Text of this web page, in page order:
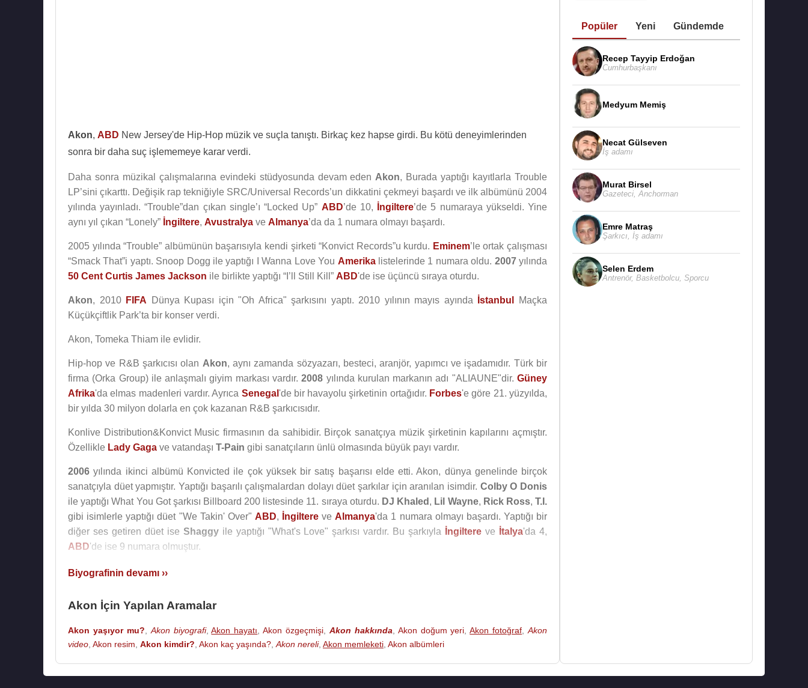
Akon, ABD New Jersey'de Hip-Hop müzik ve suçla tanıştı. Birkaç kez hapse girdi. Bu kötü deneyimlerinden
sonra bir daha suç işlememeye karar verdi.
Daha sonra müzikal çalışmalarına evindeki stüdyosunda devam eden Akon, Burada yaptığı kayıtlarla Trouble
LP’sini çıkarttı. Değişik rap tekniğiyle SRC/Universal Records’un dikkatini çekmeyi başardı ve ilk albümünü 2004
yılında yayınladı. “Trouble”dan çıkan single’ı “Locked Up” ABD’de 10, İngiltere’de 5 numaraya yükseldi. Yine
aynı yıl çıkan “Lonely” İngiltere, Avustralya ve Almanya’da da 1 numara olmayı başardı.
2005 yılında “Trouble” albümünün başarısıyla kendi şirketi “Konvict Records”u kurdu. Eminem’le ortak çalışması
“Smack That”i yaptı. Snoop Dogg ile yaptığı I Wanna Love You Amerikalistelerinde 1 numara oldu. 2007yılında
50 Cent Curtis James Jackson ile birlikte yaptığı “I’ll Still Kill” ABD'de ise üçüncü sıraya oturdu.
Akon, 2010 FIFA Dünya Kupası için "Oh Africa" şarkısını yaptı. 2010 yılının mayıs ayında İstanbul
Maçka
Küçükçiftlik Park’ta bir konser verdi.
Akon, Tomeka Thiam ile evlidir.
Hip-hop ve R&B şarkıcısı olan Akon, aynı zamanda sözyazarı, besteci, aranjör, yapımcı ve işadamıdır. Türk bir
firma (Orka Group) ile anlaşmalı giyim markası vardır.2008 yılında kurulan markanın adı "ALIAUNE"dir.Güney
Afrika'da elmas madenleri vardır. Ayrıca Senegal 'de bir havayolu şirketinin ortağıdır. Forbes'e göre 21. yüzyılda,
bir yılda 30 milyon dolarla en çok kazanan R&B şarkıcısıdır.
Konlive Distribution&Konvict Music firmasının da sahibidir. Birçok sanatçıya müzik şirketinin kapılarını açmıştır.
Özellikle Lady Gaga ve vatandaşı T-Pain gibi sanatçıların ünlü olmasında büyük payı vardır.
2006 yılında ikinci albümü Konvicted ile çok yüksek bir satış başarısı elde etti. Akon, dünya genelinde birçok
sanatçıyla düet yapmıştır. Yaptığı başarılı çalışmalardan dolayı düet şarkılar için aranılan isimdir. Colby O Donis
ile yaptığı What You Got şarkısı Billboard 200 listesinde 11. sıraya oturdu. DJ Khaled , Lil Wayne, Rick Ross,T.I.
gibi isimlerle yaptığı düet "We Takin' Over" ABD, İngiltere veAlmanya'da 1 numara olmayı başardı. Yaptığı bir
diğer ses getiren düet ise Shaggyile yaptığı "What's Love" şarkısı vardır. Bu şarkıyla İngiltere ve İtalya'da 4,
ABD'de ise 9 numara olmuştur.
2008 yazındaKardinal Offishall
Küçüklüğünden beriMichael Jackson
Afrikakıtası ve ülkesiSenegaliçin de yardım çalışmalarında da bulunanAkon’un 2007 yılında kurulan
Konfidence Foundation adlı bir yardım kuruluşu vardır.
Biyografinin devamı ››
Akon İçin Yapılan Aramalar
Akon yaşıyor mu? Akon biyografi,Akon hayatı ,Akon özgeçmişi Akon hakkında Akon doğum yeri ,Akon fotoğraf
Akon
video Akon resim Akon kimdir? Akon kaç yaşında? Akon nereli, Akon memleketi Akon albümleri
Popüler Yeni Gündemde
Recep Tayyip Erdoğan
Cumhurbaşkanı
Medyum Memiş
Necat Gülseven
İş adamı
Murat Birsel
Gazeteci Anchorman
Emre Matraş
Şarkıcı İş adamı
Selen Erdem
Antrenör, Basketbolcu Sporcu